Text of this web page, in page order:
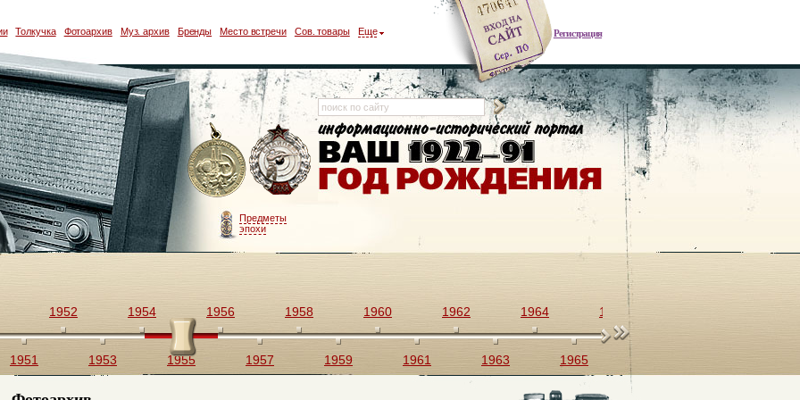
Регистрация
Толкучка Фотоархив Муз. архив Бренды Место встречи Сов. товары Еще
Предметы
эпохи
1951
1952
1953
1954
1955
1956
1957
1958
1959
1960
1961
1962
1963
1964
1965
1966